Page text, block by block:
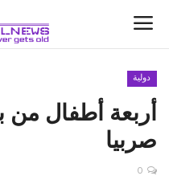
الأخبار
كتّابنا
دولية
أربعة أطفال
صربيا
0